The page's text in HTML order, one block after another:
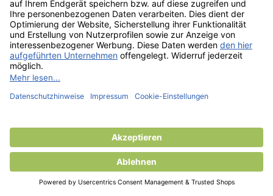
Areon Fresco Melone
AREON
FRTN06
› Areon Fresco Auto Lufterfrischer in Duftrichtung Melone, ›